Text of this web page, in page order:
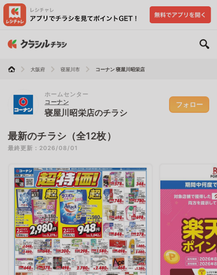
大阪府 寝屋川市 コーナン 寝屋川昭栄店
ホームセンター
コーナン
寝屋川昭栄店のチラシ
フォロー
最新のチラシ（全12枚）
最終更新：2026/08/01